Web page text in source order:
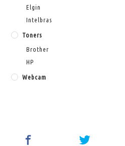
Elgin
Intelbras
Toners
Brother
HP
Webcam